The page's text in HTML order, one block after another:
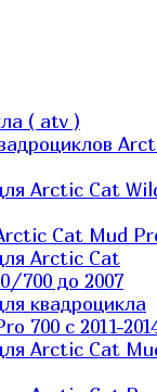
( atv )
Arctic Cat
Cat Mud
Arctic Cat
700 до 2007
квадроцикла
700 с 2011-
Arctic Cat